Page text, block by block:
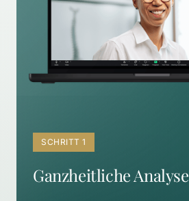
SCHRITT 1
Ganzheitliche Analyse